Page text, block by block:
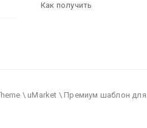
Как получить
\ uMarket \ Премиум шаблон для